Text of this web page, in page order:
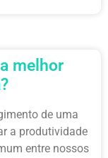
melhor
de uma
a produtividade
entre nossos